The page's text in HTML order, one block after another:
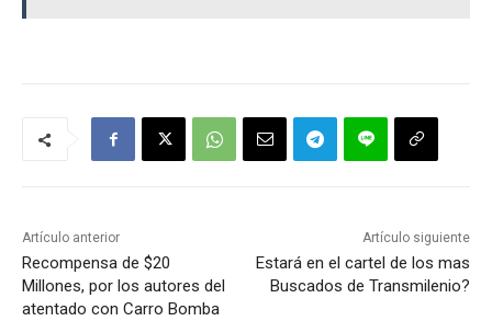
Artículo anterior
Recompensa de $20
Millones, por los autores del
atentado con Carro Bomba
Artículo siguiente
Estará en el cartel de los mas
Buscados de Transmilenio?